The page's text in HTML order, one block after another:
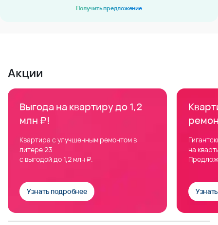
Получить предложение
Акции
Выгода на квартиру до 1,2
млн ₽!
Квартира с улучшенным ремонтом в
литере 23
с выгодой до 1,2 млн ₽.
Узнать подробнее
на